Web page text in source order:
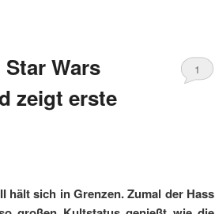
Wars
zeigt erste
1
hält sich in Grenzen. Zumal der Hass